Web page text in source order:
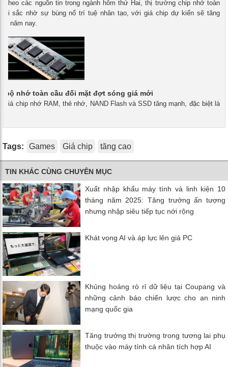
Theo các nguồn tin trong ngành hôm thứ Hai, thị trường chip nhớ toàn
sắc nhờ sự bùng nổ trí tuệ nhân tạo, với giá chip dự kiến ​​sẽ tăng
năm nay.
bộ nhớ toàn cầu đối mặt đợt sóng giá mới
Giá chip nhớ RAM, thẻ nhớ, NAND Flash và SSD tăng mạnh, đặc biệt là
Tags: Games Giá chip tăng cao
TIN KHÁC CÙNG CHUYÊN MỤC
Xuất nhập khẩu máy tính và linh kiện 10
tháng năm 2025: Tăng trưởng ấn tượng
nhưng nhập siêu tiếp tục nới rộng
Khát vọng AI và áp lực lên giá PC
Khủng hoảng rò rỉ dữ liệu tại Coupang và
những cảnh báo chiến lược cho an ninh
mạng quốc gia
Tăng trưởng thị trường trong tương lai phụ
thuộc vào máy tính cá nhân tích hợp AI